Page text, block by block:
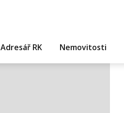
Adresář RK Nemovitosti